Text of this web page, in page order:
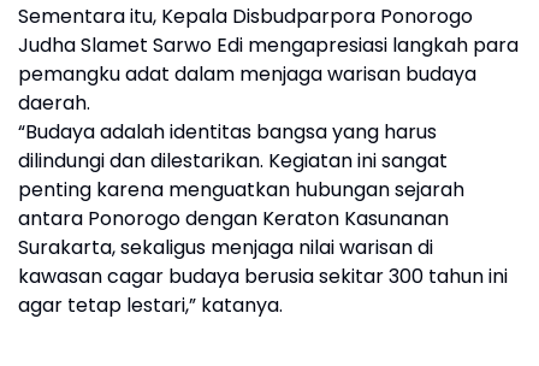
Sementara itu, Kepala Disbudparpora Ponorogo
Judha Slamet Sarwo Edi mengapresiasi langkah para
pemangku adat dalam menjaga warisan budaya
daerah.
“Budaya adalah identitas bangsa yang harus
dilindungi dan dilestarikan. Kegiatan ini sangat
penting karena menguatkan hubungan sejarah
antara Ponorogo dengan Keraton Kasunanan
Surakarta, sekaligus menjaga nilai warisan di
kawasan cagar budaya berusia sekitar 300 tahun ini
agar tetap lestari,” katanya.